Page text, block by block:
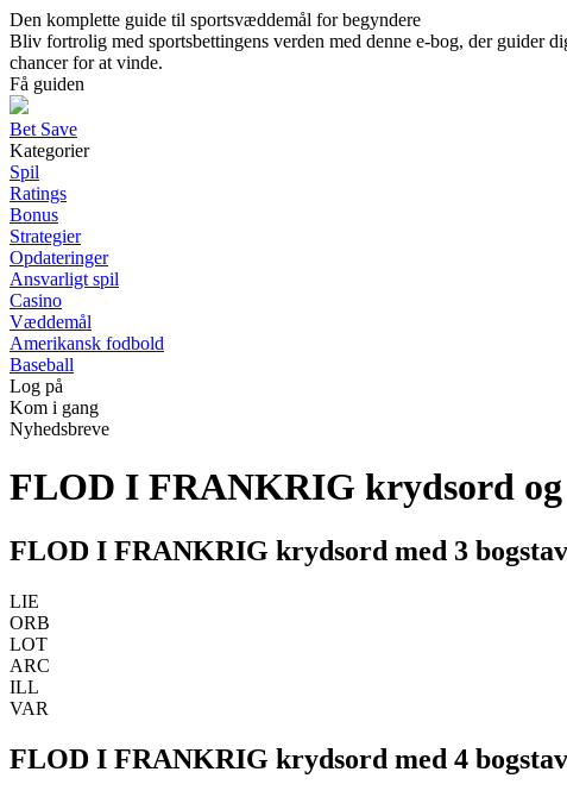
Den komplette guide til sportsvæddemål for begyndere
Bliv fortrolig med sportsbettingens verden med denne e-bog, der guider
chancer for at vinde.
Få guiden
Bet Save
Kategorier
Spil
Ratings
Bonus
Strategier
Opdateringer
Ansvarligt spil
Casino
Væddemål
Amerikansk fodbold
Baseball
Log på
Kom i gang
Nyhedsbreve
FLOD I FRANKRIG krydsord og
FLOD I FRANKRIG krydsord med 3
LIE
ORB
LOT
ARC
ILL
VAR
FLOD I FRANKRIG krydsord med 4